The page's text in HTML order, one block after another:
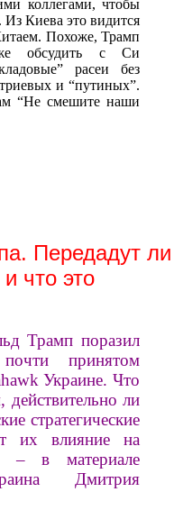
коллегами, чтобы
Из Киева это видится
Похоже, Трамп
обсудить с Си
расеи без
и “путиных”.
“Не смешите наши
Передадут ли
что это
Трамп поразил
принятом
Украине. Что
действительно ли
стратегические
их влияние на
– в материале
Дмитрия